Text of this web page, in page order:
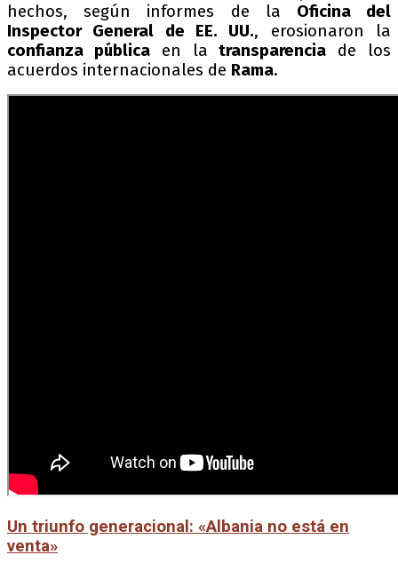
hechos, según informes de la Oficina del
Inspector General de EE. UU., erosionaron la
confianza públicaen latransparencia de los
acuerdos internacionales de Rama.
Un triunfo generacional: «Albania no está en
venta»